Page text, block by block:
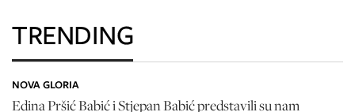
TRENDING
NOVA GLORIA
Edina Pršić Babić i Stjepan Babić predstavili su nam